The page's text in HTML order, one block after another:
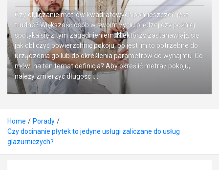
Czy obliczanie metrów kwadratowych pomieszczeń jest
trudne? Większość osób w swoim życiu prędzej czy później
spotyka się z tym zagadnieniem. Niektórzy zastanawiają się
jak obliczyć powierzchnię pokoju, bo jest im to potrzebne do
urządzenia go lub do określenia parametrów do wynajmu. Co
mówi na ten temat definicja? Aby określić metraż pokoju,
należy zmierzyć długość i…
Home
Porady
Czy docinanie płytek to jedyne usługi zaliczane do usług
glazurniczych?